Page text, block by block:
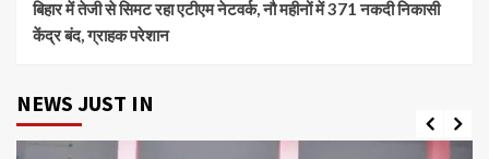
बिहार में तेजी से सिमट रहा एटीएम नेटवर्क, नौ महीनों में 371 नकदी निकासी
केंद्र बंद, ग्राहक परेशान
NEWS JUST IN